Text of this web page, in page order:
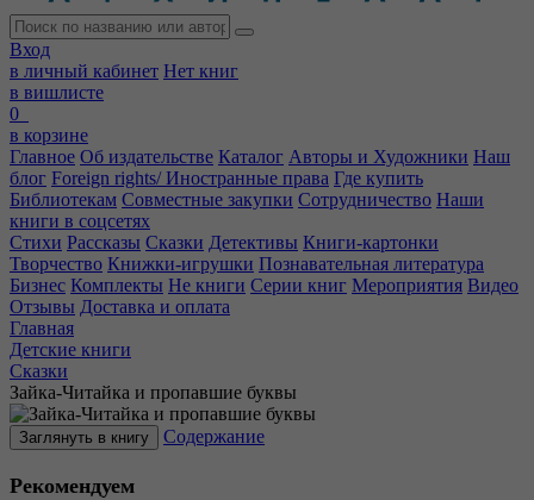
Вход
в личный кабинет Нет книг
в вишлисте
0
в корзине
Главное Об издательстве Каталог Авторы и Художники Наш
блог Foreign rights/ Иностранные права Где купить
Библиотекам Совместные закупки Сотрудничество Наши
книги в соцсетях
Стихи Рассказы Сказки Детективы Книги-картонки
Творчество Книжки-игрушки Познавательная литература
Бизнес Комплекты Не книги Серии книг Мероприятия Видео
Отзывы Доставка и оплата
Главная
Детские книги
Сказки
Зайка-Читайка и пропавшие буквы
Заглянуть в книгу Содержание
Рекомендуем